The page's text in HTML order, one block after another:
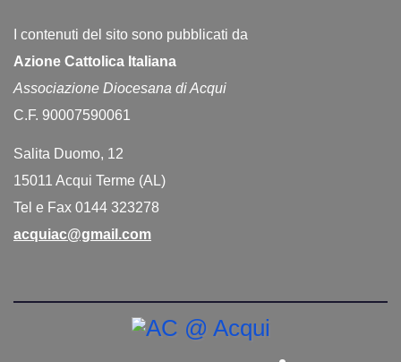
I contenuti del sito sono pubblicati da
Azione Cattolica Italiana
Associazione Diocesana di Acqui
C.F. 90007590061
Salita Duomo, 12
15011 Acqui Terme (AL)
Tel e Fax 0144 323278
acquiac@gmail.com